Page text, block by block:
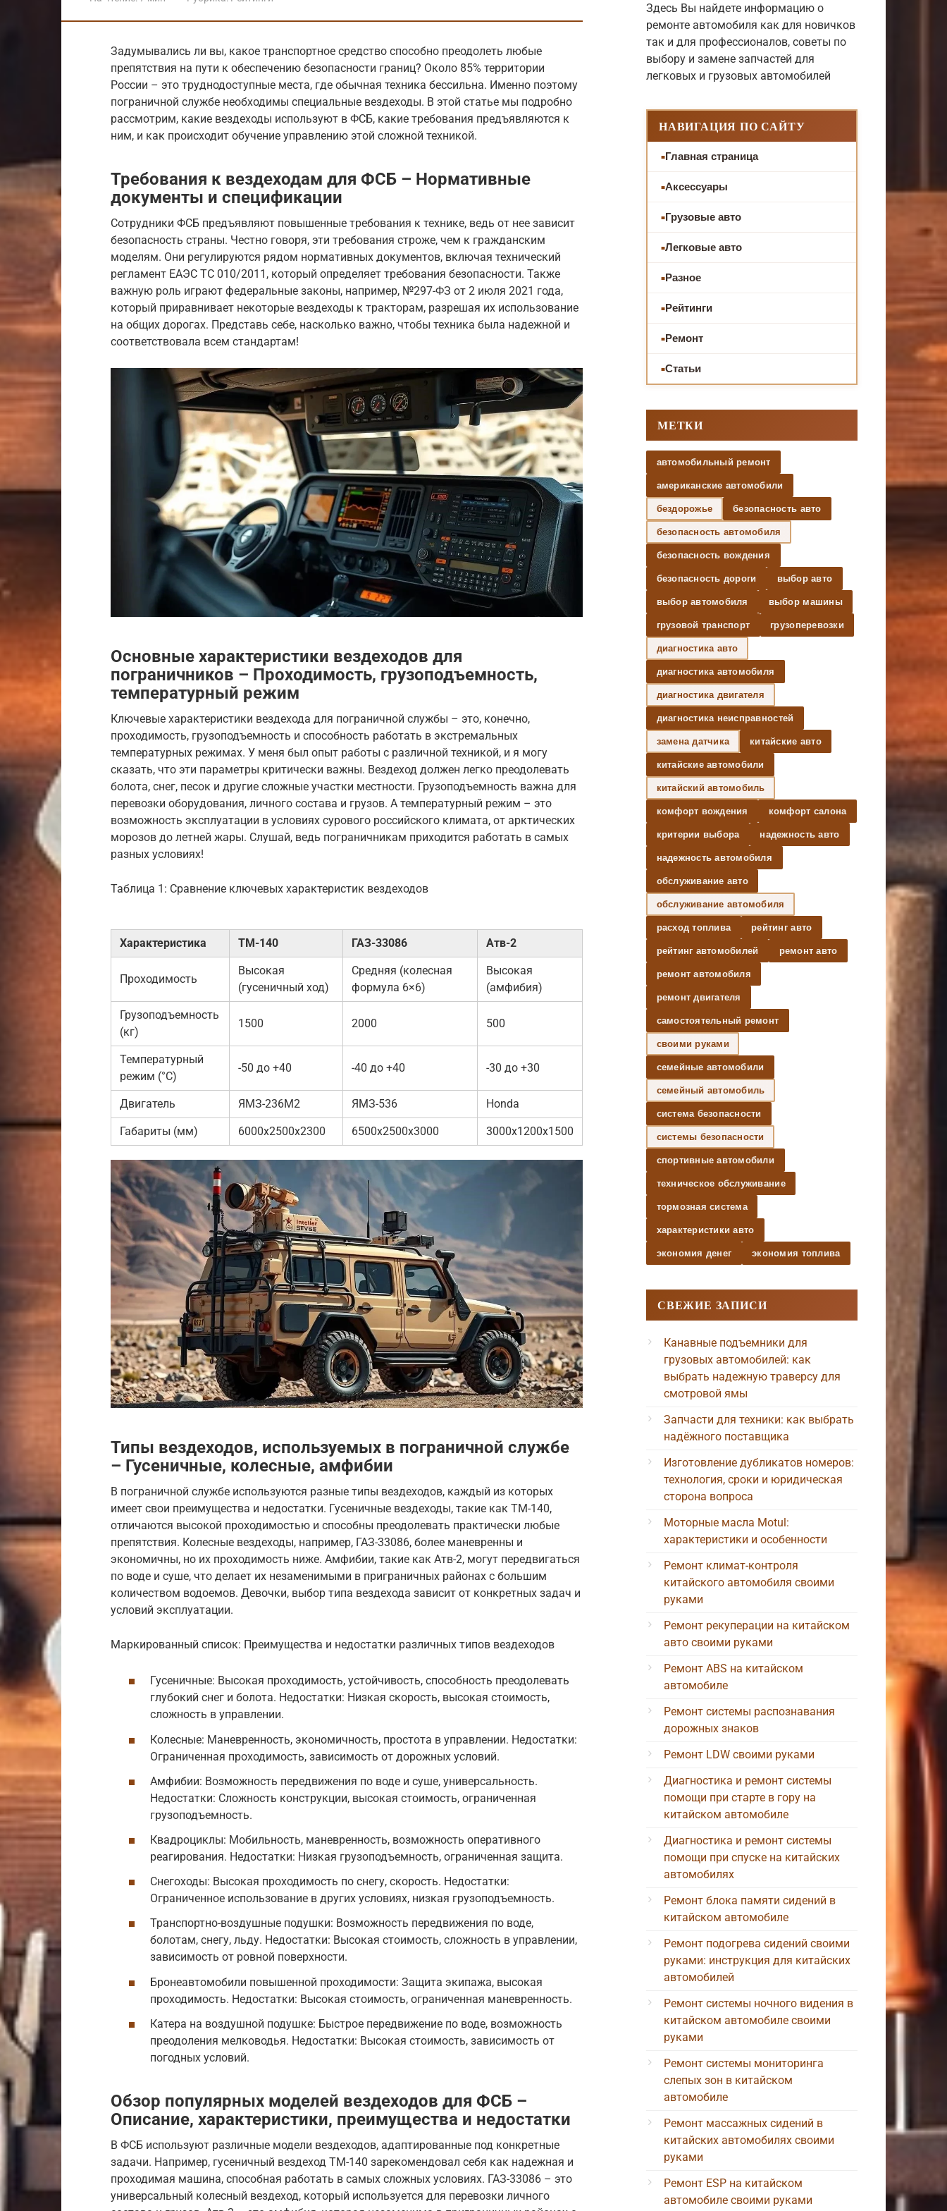
Задумывались ли вы, какое транспортное средство способно преодолеть любые
препятствия на пути к обеспечению безопасности границ? Около 85% территории
России – это труднодоступные места, где обычная техника бессильна. Именно поэтому
пограничной службе необходимы специальные вездеходы. В этой статье мы подробно
рассмотрим, какие вездеходы используют в ФСБ, какие требования предъявляются к
ним, и как происходит обучение управлению этой сложной техникой.
Требования к вездеходам для ФСБ – Нормативные
документы и спецификации
Сотрудники ФСБ предъявляют повышенные требования к технике, ведь от нее зависит
безопасность страны. Честно говоря, эти требования строже, чем к гражданским
моделям. Они регулируются рядом нормативных документов, включая технический
регламент ЕАЭС ТС 010/2011, который определяет требования безопасности. Также
важную роль играют федеральные законы, например, №297-ФЗ от 2 июля 2021 года,
который приравнивает некоторые вездеходы к тракторам, разрешая их использование
на общих дорогах. Представь себе, насколько важно, чтобы техника была надежной и
соответствовала всем стандартам!
Основные характеристики вездеходов для
пограничников – Проходимость, грузоподъемность,
температурный режим
Ключевые характеристики вездехода для пограничной службы – это, конечно,
проходимость, грузоподъемность и способность работать в экстремальных
температурных режимах. У меня был опыт работы с различной техникой, и я могу
сказать, что эти параметры критически важны. Вездеход должен легко преодолевать
болота, снег, песок и другие сложные участки местности. Грузоподъемность важна для
перевозки оборудования, личного состава и грузов. А температурный режим – это
возможность эксплуатации в условиях сурового российского климата, от арктических
морозов до летней жары. Слушай, ведь пограничникам приходится работать в самых
разных условиях!
Таблица 1: Сравнение ключевых характеристик вездеходов
Характеристика ТМ-140 ГАЗ-33086 Атв-2
Проходимость
Высокая
(гусеничный ход)
Средняя (колесная
формула 6×6)
Высокая
(амфибия)
Грузоподъемность
(кг)
1500 2000 500
Температурный
режим (°C)
-50 до +40 -40 до +40 -30 до +30
Двигатель ЯМЗ-236М2 ЯМЗ-536 Honda
Габариты (мм) 6000x2500x2300 6500x2500x3000 3000x1200x1500
Типы вездеходов, используемых в пограничной службе
– Гусеничные, колесные, амфибии
В пограничной службе используются разные типы вездеходов, каждый из которых
имеет свои преимущества и недостатки. Гусеничные вездеходы, такие как ТМ-140,
отличаются высокой проходимостью и способны преодолевать практически любые
препятствия. Колесные вездеходы, например, ГАЗ-33086, более маневренны и
экономичны, но их проходимость ниже. Амфибии, такие как Атв-2, могут передвигаться
по воде и суше, что делает их незаменимыми в приграничных районах с большим
количеством водоемов. Девочки, выбор типа вездехода зависит от конкретных задач и
условий эксплуатации.
Маркированный список: Преимущества и недостатки различных типов вездеходов
Гусеничные: Высокая проходимость, устойчивость, способность преодолевать
глубокий снег и болота. Недостатки: Низкая скорость, высокая стоимость,
сложность в управлении.
Колесные: Маневренность, экономичность, простота в управлении. Недостатки:
Ограниченная проходимость, зависимость от дорожных условий.
Амфибии: Возможность передвижения по воде и суше, универсальность.
Недостатки: Сложность конструкции, высокая стоимость, ограниченная
грузоподъемность.
Квадроциклы: Мобильность, маневренность, возможность оперативного
реагирования. Недостатки: Низкая грузоподъемность, ограниченная защита.
Снегоходы: Высокая проходимость по снегу, скорость. Недостатки:
Ограниченное использование в других условиях, низкая грузоподъемность.
Транспортно-воздушные подушки: Возможность передвижения по воде,
болотам, снегу, льду. Недостатки: Высокая стоимость, сложность в управлении,
зависимость от ровной поверхности.
Бронеавтомобили повышенной проходимости: Защита экипажа, высокая
проходимость. Недостатки: Высокая стоимость, ограниченная маневренность.
Катера на воздушной подушке: Быстрое передвижение по воде, возможность
преодоления мелководья. Недостатки: Высокая стоимость, зависимость от
погодных условий.
Обзор популярных моделей вездеходов для ФСБ –
Описание, характеристики, преимущества и недостатки
В ФСБ используют различные модели вездеходов, адаптированные под конкретные
задачи. Например, гусеничный вездеход ТМ-140 зарекомендовал себя как надежная и
проходимая машина, способная работать в самых сложных условиях. ГАЗ-33086 – это
универсальный колесный вездеход, который используется для перевозки личного
Здесь Вы найдете информацию о
ремонте автомобиля как для новичков
так и для профессионалов, советы по
выбору и замене запчастей для
легковых и грузовых автомобилей
НАВИГАЦИЯ ПО САЙТУ
Главная страница
Аксессуары
Грузовые авто
Легковые авто
Разное
Рейтинги
Ремонт
Статьи
МЕТКИ
автомобильный ремонт
американские автомобили
бездорожье безопасность авто
безопасность автомобиля
безопасность вождения
безопасность дороги выбор авто
выбор автомобиля выбор машины
грузовой транспорт грузоперевозки
диагностика авто
диагностика автомобиля
диагностика двигателя
диагностика неисправностей
замена датчика китайские авто
китайские автомобили
китайский автомобиль
комфорт вождения комфорт салона
критерии выбора надежность авто
надежность автомобиля
обслуживание авто
обслуживание автомобиля
расход топлива рейтинг авто
рейтинг автомобилей ремонт авто
ремонт автомобиля
ремонт двигателя
самостоятельный ремонт
своими руками
семейные автомобили
семейный автомобиль
система безопасности
системы безопасности
спортивные автомобили
техническое обслуживание
тормозная система
характеристики авто
экономия денег экономия топлива
СВЕЖИЕ ЗАПИСИ
Канавные подъемники для
грузовых автомобилей: как
выбрать надежную траверсу для
смотровой ямы
Запчасти для техники: как выбрать
надёжного поставщика
Изготовление дубликатов номеров:
технология, сроки и юридическая
сторона вопроса
Моторные масла Motul:
характеристики и особенности
Ремонт климат-контроля
китайского автомобиля своими
руками
Ремонт рекуперации на китайском
авто своими руками
Ремонт ABS на китайском
автомобиле
Ремонт системы распознавания
дорожных знаков
Ремонт LDW своими руками
Диагностика и ремонт системы
помощи при старте в гору на
китайском автомобиле
Диагностика и ремонт системы
помощи при спуске на китайских
автомобилях
Ремонт блока памяти сидений в
китайском автомобиле
Ремонт подогрева сидений своими
руками: инструкция для китайских
автомобилей
Ремонт системы ночного видения в
китайском автомобиле своими
руками
Ремонт системы мониторинга
слепых зон в китайском
автомобиле
Ремонт массажных сидений в
китайских автомобилях своими
руками
Ремонт ESP на китайском
автомобиле своими руками